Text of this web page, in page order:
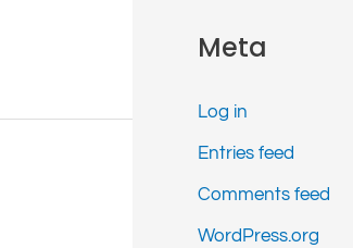
Meta
Log in
Entries feed
Comments feed
WordPress.org